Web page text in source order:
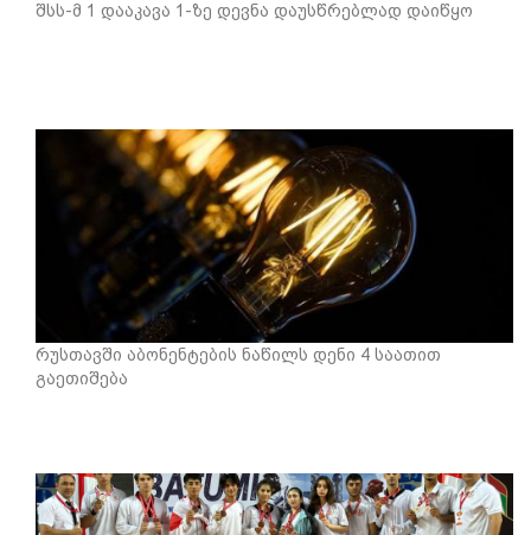
შსს-მ 1 დააკავა 1-ზე დევნა დაუსწრებლად დაიწყო
რუსთავში აბონენტების ნაწილს დენი 4 საათით
გაეთიშება